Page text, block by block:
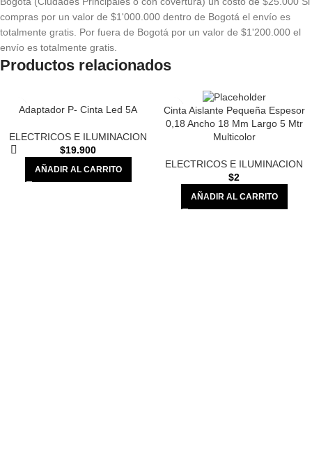
compras por un valor de $1'000.000 dentro de Bogotá el envío es
totalmente gratis. Por fuera de Bogotá por un valor de $1'200.000 el
envío es totalmente gratis.
Productos relacionados
Adaptador P- Cinta Led 5A
ELECTRICOS E ILUMINACION
$19.900
AÑADIR AL CARRITO
Cinta Aislante Pequeña Espesor
0,18 Ancho 18 Mm Largo 5 Mtr
Multicolor
ELECTRICOS E ILUMINACION
$2
AÑADIR AL CARRITO